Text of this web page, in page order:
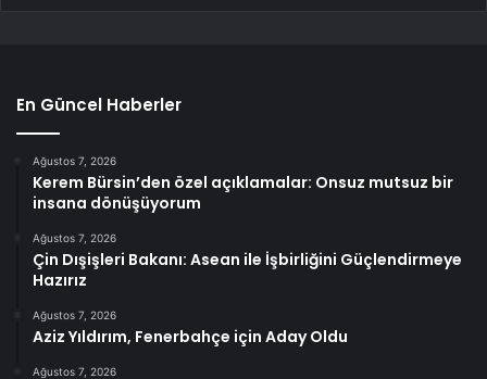
En Güncel Haberler
Ağustos 7, 2026
Kerem Bürsin’den özel açıklamalar: Onsuz mutsuz bir
insana dönüşüyorum
Ağustos 7, 2026
Çin Dışişleri Bakanı: Asean ile İşbirliğini Güçlendirmeye
Hazırız
Ağustos 7, 2026
Aziz Yıldırım, Fenerbahçe için Aday Oldu
Ağustos 7, 2026